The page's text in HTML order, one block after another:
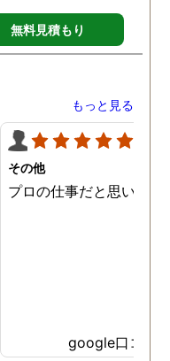
た。 一般的な探偵を雇
かかる費用の相場を他で
いたよりも随分と価格も
拠の映像もとても鮮明で
っかり証拠を獲得するこ
ができ、とてもありがた
ったです。 その後のフ
ーも含めですが、相談さ
ていただくと親身に相談
ってくれるところや、で
無料見積もり
もっと見る
その他
プロの仕事だと思います
google口コミ